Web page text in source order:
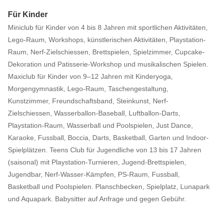
Für Kinder
Miniclub für Kinder von 4 bis 8 Jahren mit sportlichen Aktivitäten,
Lego-Raum, Workshops, künstlerischen Aktivitäten, Playstation-
Raum, Nerf-Zielschiessen, Brettspielen, Spielzimmer, Cupcake-
Dekoration und Patisserie-Workshop und musikalischen Spielen.
Maxiclub für Kinder von 9–12 Jahren mit Kinderyoga,
Morgengymnastik, Lego-Raum, Taschengestaltung,
Kunstzimmer, Freundschaftsband, Steinkunst, Nerf-
Zielschiessen, Wasserballon-Baseball, Luftballon-Darts,
Playstation-Raum, Wasserball und Poolspielen, Just Dance,
Karaoke, Fussball, Boccia, Darts, Basketball, Garten und Indoor-
Spielplätzen. Teens Club für Jugendliche von 13 bis 17 Jahren
(saisonal) mit Playstation-Turnieren, Jugend-Brettspielen,
Jugendbar, Nerf-Wasser-Kämpfen, PS-Raum, Fussball,
Basketball und Poolspielen. Planschbecken, Spielplatz, Lunapark
und Aquapark. Babysitter auf Anfrage und gegen Gebühr.